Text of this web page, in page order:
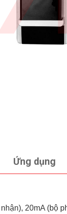
Ứng dụng
20mA (bộ